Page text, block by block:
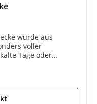
wurde aus
voller
Tage oder